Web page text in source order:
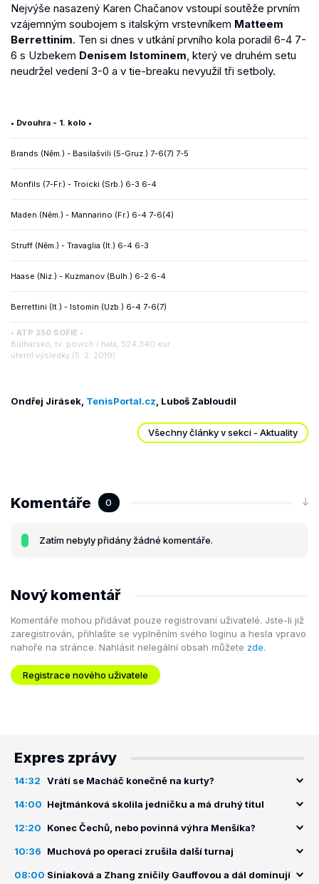
Nejvýše nasazený Karen Chačanov vstoupí soutěže prvním
vzájemným soubojem s italským vrstevníkem Matteem
Berrettinim. Ten si dnes v utkání prvního kola poradil 6-4 7-
6 s Uzbekem Denisem Istominem, který ve druhém setu
neudržel vedení 3-0 a v tie-breaku nevyužil tři setboly.
• ATP 250 SOFIE •
Bulharsko, tv. povrch / hala, 524.340 eur
úterní výsledky (5. 2. 2019)
• Dvouhra - 1. kolo •
Brands (Něm.) - Basilašvili (5-Gruz.) 7-6(7) 7-5
Monfils (7-Fr.) - Troicki (Srb.) 6-3 6-4
Maden (Něm.) - Mannarino (Fr.) 6-4 7-6(4)
Struff (Něm.) - Travaglia (It.) 6-4 6-3
Haase (Niz.) - Kuzmanov (Bulh.) 6-2 6-4
Berrettini (It.) - Istomin (Uzb.) 6-4 7-6(7)
Ondřej Jirásek, TenisPortal.cz , Luboš Zabloudil
Všechny články v sekci - Aktuality
Komentáře 0
Zatím nebyly přidány žádné komentáře.
Nový komentář
Komentáře mohou přidávat pouze registrovaní uživatelé. Jste-li již
zaregistrován, přihlašte se vyplněním svého loginu a hesla vpravo
nahoře na stránce. Nahlásit nelegální obsah můžete zde.
Registrace nového uživatele
Expres zprávy
14:32 Vrátí se Macháč konečně na kurty?
14:00 Hejtmánková skolila jedničku a má druhý titul
12:20 Konec Čechů, nebo povinná výhra Menšíka?
10:36 Muchová po operaci zrušila další turnaj
08:00 Siniaková a Zhang zničily Gauffovou a dál dominují